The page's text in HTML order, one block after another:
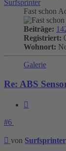
Surfsprinter
Fast schon
Beiträge:
Registriert:
Wohnort:
Galerie
Re: ABS
#6
Beitrag
von Surfsprinter